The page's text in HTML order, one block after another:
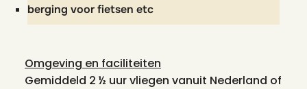
berging voor fietsen etc
Omgeving en faciliteiten
Gemiddeld 2 ½ uur vliegen vanuit Nederland of